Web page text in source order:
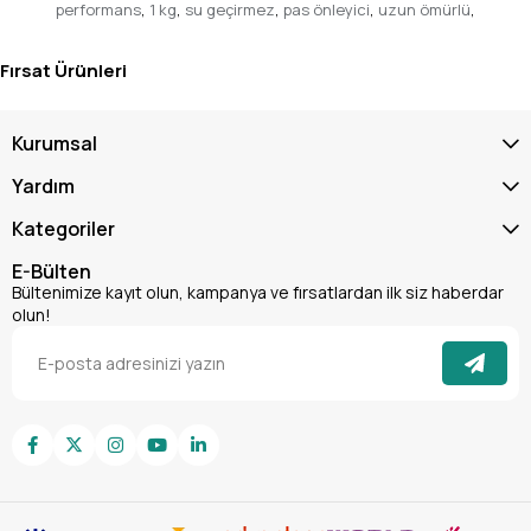
sürekliliğinizi artırın!
performans, 1 kg, su geçirmez, pas önleyici, uzun ömürlü,
Fırsat Ürünleri
Kurumsal
Yardım
Kategoriler
E-Bülten
Bültenimize kayıt olun, kampanya ve fırsatlardan ilk siz haberdar
olun!